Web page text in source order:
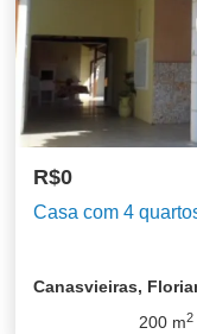
R$0
Casa com 4
Canasvieiras,
200 m2